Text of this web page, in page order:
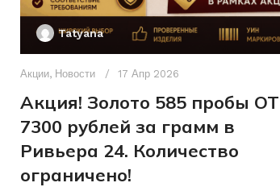
Tatyana
Акции, Новости 17 Апр 2026
Акция! Золото 585 пробы ОТ
7300 рублей за грамм в
Ривьера 24. Количество
ограничено!